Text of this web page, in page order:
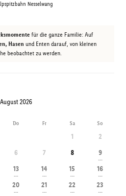
Nesselwang
für die ganze Familie: Auf
Hasen und Enten darauf, von kleinen
beobachtet zu werden.
August 2026
Do Fr Sa So
1
2
6 7 8 9
---
13
---
14
---
15
---
16
---
20
---
21
---
22
---
23
---